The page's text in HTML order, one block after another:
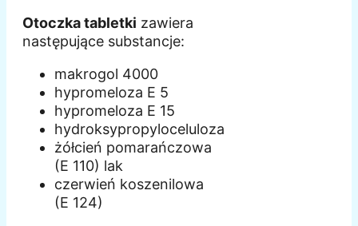
Otoczka tabletki zawiera
następujące substancje:
makrogol 4000
hypromeloza E 5
hypromeloza E 15
hydroksypropyloceluloza
żółcień pomarańczowa
(E 110) lak
czerwień koszenilowa
(E 124)